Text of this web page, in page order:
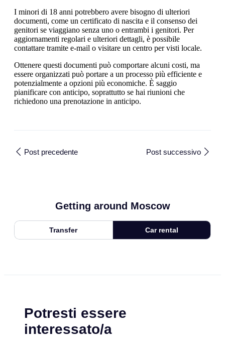
I minori di 18 anni potrebbero avere bisogno di ulteriori
documenti, come un certificato di nascita e il consenso dei
genitori se viaggiano senza uno o entrambi i genitori. Per
aggiornamenti regolari e ulteriori dettagli, è possibile
contattare tramite e-mail o visitare un centro per visti locale.
Ottenere questi documenti può comportare alcuni costi, ma
essere organizzati può portare a un processo più efficiente e
potenzialmente a opzioni più economiche. È saggio
pianificare con anticipo, soprattutto se hai riunioni che
richiedono una prenotazione in anticipo.
Post precedente Post successivo
Getting around Moscow
Transfer Car rental
Potresti essere
interessato/a